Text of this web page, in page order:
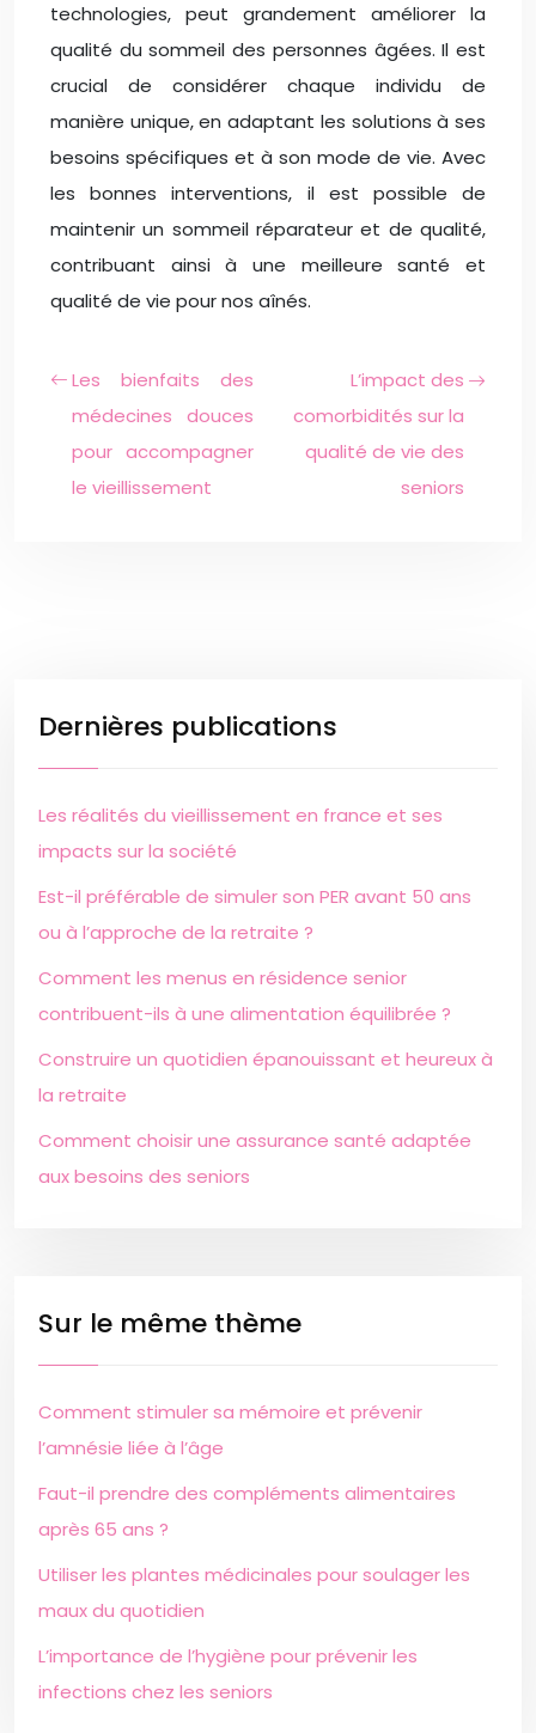
technologies, peut grandement améliorer la
qualité du sommeil des personnes âgées. Il est
crucial de considérer chaque individu de
manière unique, en adaptant les solutions à ses
besoins spécifiques et à son mode de vie. Avec
les bonnes interventions, il est possible de
maintenir un sommeil réparateur et de qualité,
contribuant ainsi à une meilleure santé et
qualité de vie pour nos aînés.
Les bienfaits des
médecines douces
pour accompagner
le vieillissement
L’impact des
comorbidités sur la
qualité de vie des
seniors
Dernières publications
Les réalités du vieillissement en france et ses
impacts sur la société
Est-il préférable de simuler son PER avant 50 ans
ou à l’approche de la retraite ?
Comment les menus en résidence senior
contribuent-ils à une alimentation équilibrée ?
Construire un quotidien épanouissant et heureux à
la retraite
Comment choisir une assurance santé adaptée
aux besoins des seniors
Sur le même thème
Comment stimuler sa mémoire et prévenir
l’amnésie liée à l’âge
Faut-il prendre des compléments alimentaires
après 65 ans ?
Utiliser les plantes médicinales pour soulager les
maux du quotidien
L’importance de l’hygiène pour prévenir les
infections chez les seniors